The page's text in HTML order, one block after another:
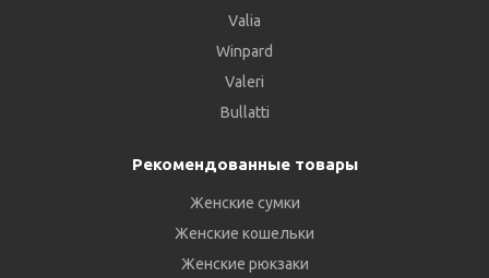
Valia
Winpard
Valeri
Bullatti
Рекомендованные товары
Женские сумки
Женские кошельки
Женские рюкзаки